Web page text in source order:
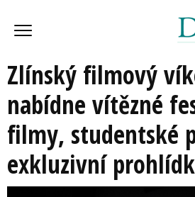
Zlínský filmový
nabídne vítězné
filmy, studentské
exkluzivní